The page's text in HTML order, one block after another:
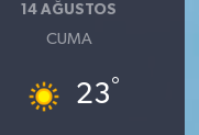
14 AĞUSTOS
CUMA
23°